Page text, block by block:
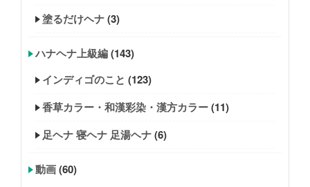
塗るだけヘナ(3)
ハナヘナ上級編(143)
インディゴのこと (123)
香草カラー・和漢彩染・漢方カラー(11)
足ヘナ 寝ヘナ 足湯ヘナ(6)
動画(60)